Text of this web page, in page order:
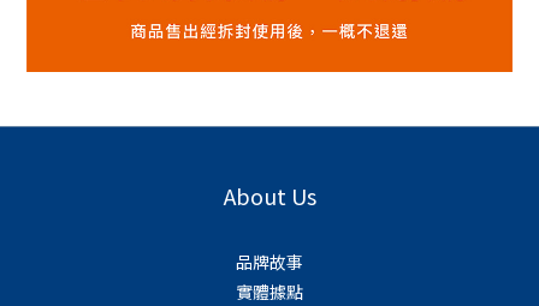
About Us
品牌故事
實體據點